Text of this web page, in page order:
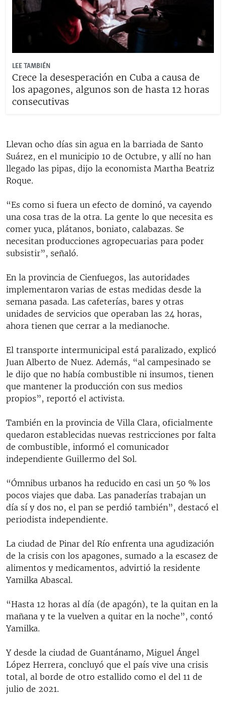
LEE TAMBIÉN
Crece la desesperación en Cuba a causa de
los apagones, algunos son de hasta 12 horas
consecutivas
Llevan ocho días sin agua en la barriada de Santo
Suárez, en el municipio 10 de Octubre, y allí no han
llegado las pipas, dijo la economista Martha Beatriz
Roque.
“Es como si fuera un efecto de dominó, va cayendo
una cosa tras de la otra. La gente lo que necesita es
comer yuca, plátanos, boniato, calabazas. Se
necesitan producciones agropecuarias para poder
subsistir”, señaló.
En la provincia de Cienfuegos, las autoridades
implementaron varias de estas medidas desde la
semana pasada. Las cafeterías, bares y otras
unidades de servicios que operaban las 24 horas,
ahora tienen que cerrar a la medianoche.
El transporte intermunicipal está paralizado, explicó
Juan Alberto de Nuez. Además, “al campesinado se
le dijo que no había combustible ni insumos, tienen
que mantener la producción con sus medios
propios”, reportó el activista.
También en la provincia de Villa Clara, oficialmente
quedaron establecidas nuevas restricciones por falta
de combustible, informó el comunicador
independiente Guillermo del Sol.
“Ómnibus urbanos ha reducido en casi un 50 % los
pocos viajes que daba. Las panaderías trabajan un
día sí y dos no, el pan se perdió también”, destacó el
periodista independiente.
La ciudad de Pinar del Río enfrenta una agudización
de la crisis con los apagones, sumado a la escasez de
alimentos y medicamentos, advirtió la residente
Yamilka Abascal.
“Hasta 12 horas al día (de apagón), te la quitan en la
mañana y te la vuelven a quitar en la noche”, contó
Yamilka.
Y desde la ciudad de Guantánamo, Miguel Ángel
López Herrera, concluyó que el país vive una crisis
total, al borde de otro estallido como el del 11 de
julio de 2021.